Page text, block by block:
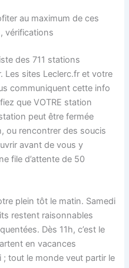
au maximum de ces
vérifications
des 711 stations
Les sites Leclerc.fr et votre
communiquent cette info
que VOTRE station
peut être fermée
ou rencontrer des soucis
avant de vous y
file d’attente de 50
plein tôt le matin. Samedi
restent raisonnables
Dès 11h, c’est le
en vacances
tout le monde veut partir le